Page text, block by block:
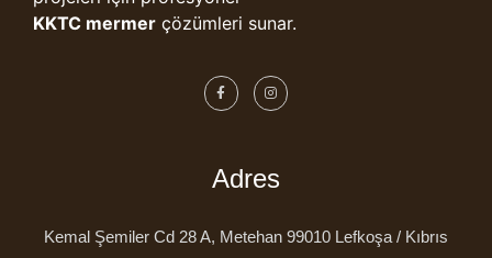
KKTC mermer çözümleri sunar.
Adres
Kemal Şemiler Cd 28 A, Metehan 99010 Lefkoşa / Kıbrıs